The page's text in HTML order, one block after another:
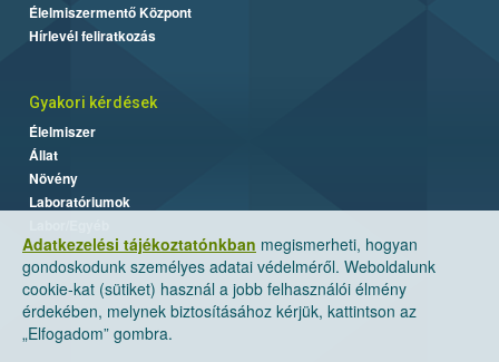
Adatkezelési tájékoztatónkban megismerheti, hogyan
gondoskodunk személyes adatai védelméről. Weboldalunk
cookie-kat (sütiket) használ a jobb felhasználói élmény
érdekében, melynek biztosításához kérjük, kattintson az
„Elfogadom” gombra.
Élelmiszermentő Központ
Hírlevél feliratkozás
Gyakori kérdések
Élelmiszer
Állat
Növény
Laboratóriumok